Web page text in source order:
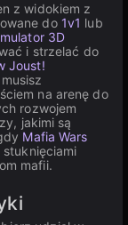
z widokiem z
do 1v1 lub
3D
i strzelać do
Joust!
na arenę do
rozwojem
jakimi są
Mafia Wars
mafii.